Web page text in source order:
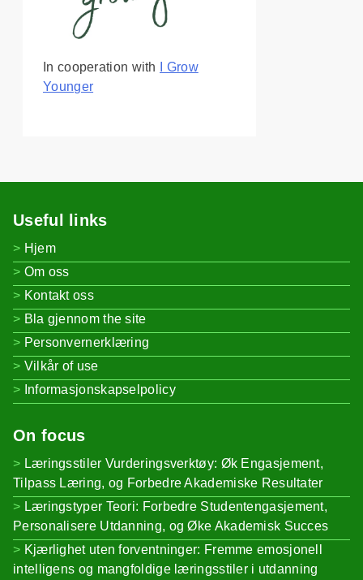
In cooperation with
I Grow
Younger
Useful links
Hjem
Om oss
Kontakt oss
Bla gjennom the site
Personvernerklæring
Vilkår of use
Informasjonskapselpolicy
On focus
Læringsstiler Vurderingsverktøy: Øk Engasjement,
Tilpass Læring, og Forbedre Akademiske Resultater
Læringstyper Teori: Forbedre Studentengasjement,
Personalisere Utdanning, og Øke Akademisk Succes
Kjærlighet uten forventninger: Fremme emosjonell
intelligens og mangfoldige læringsstiler i utdanning